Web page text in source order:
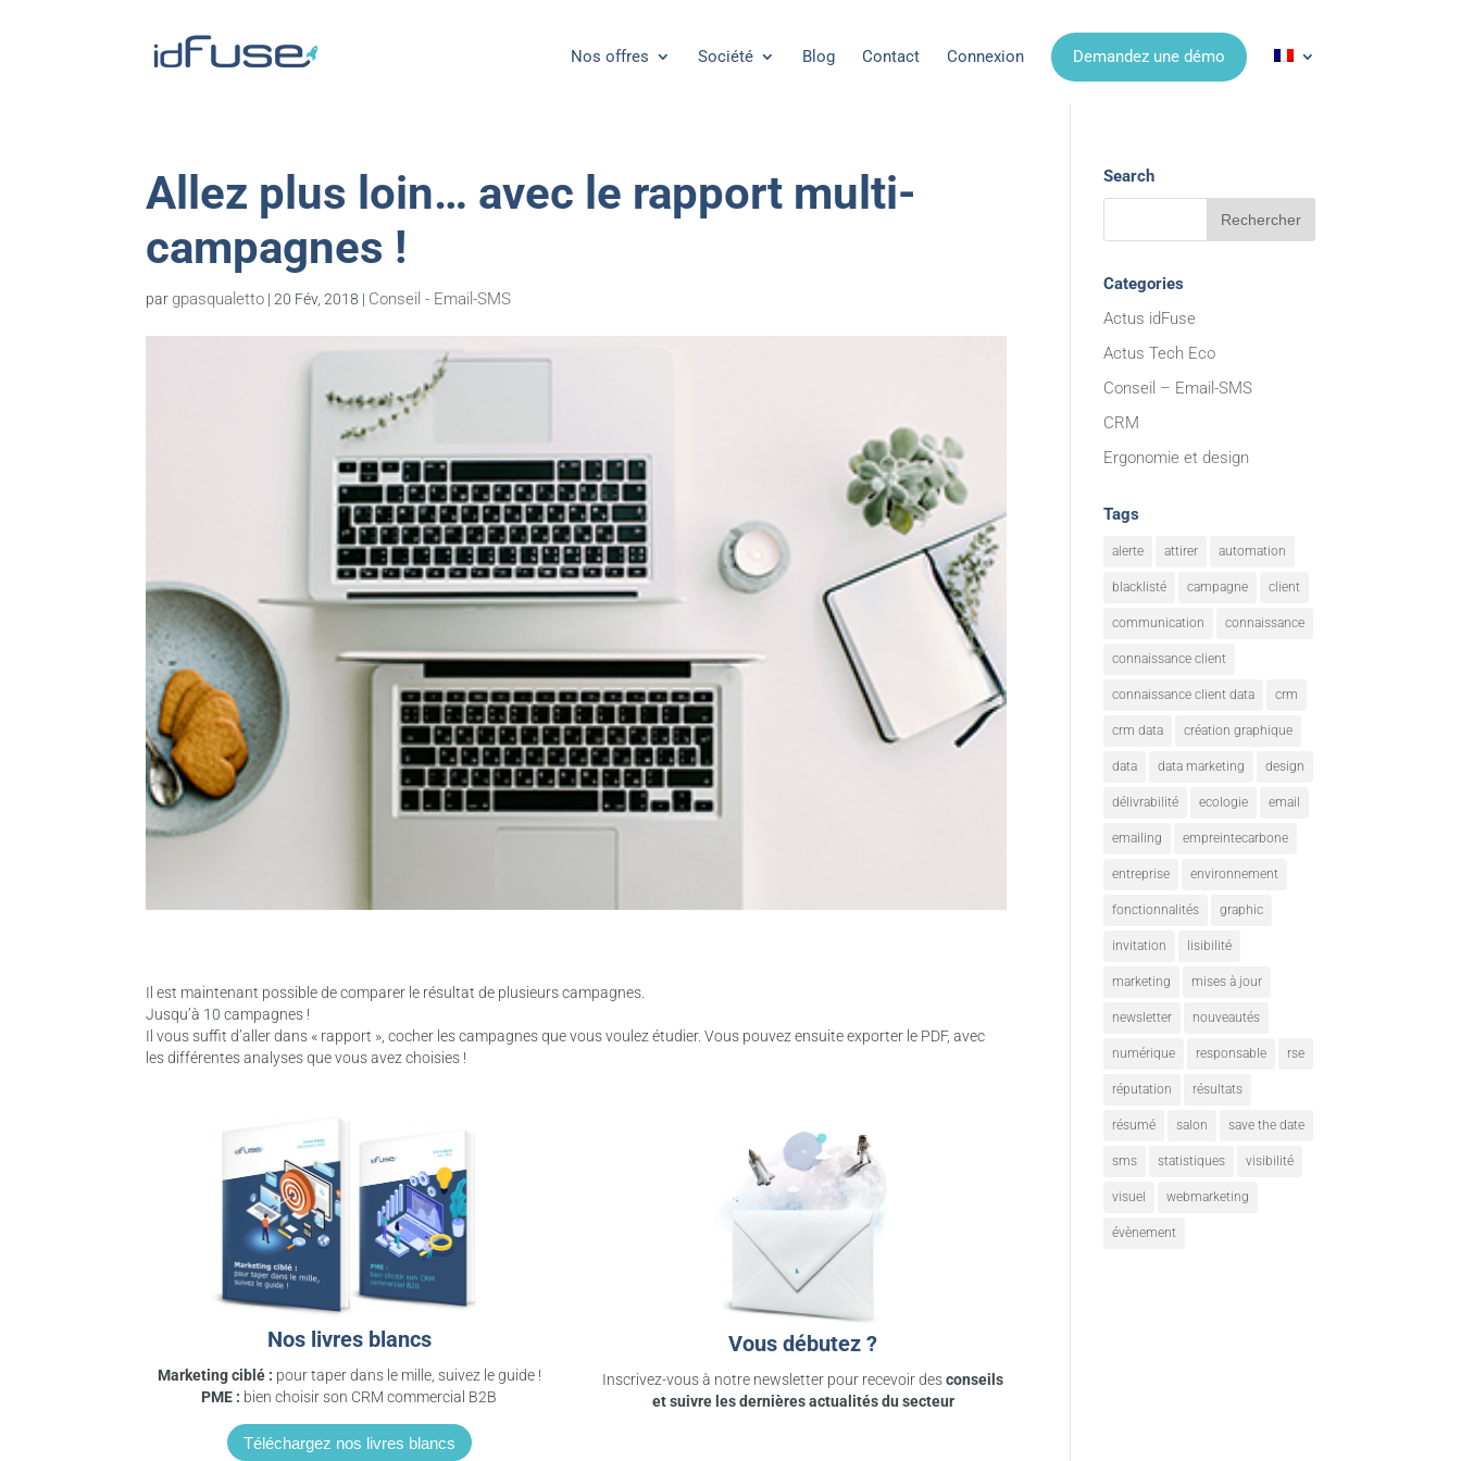
Nos offres Société Blog Contact Connexion Demandez une démo
Allez plus loin… avec le rapport multi-
campagnes !
par gpasqualetto |20 Fév, 2018 | Conseil - Email-SMS
Il est maintenant possible de comparer le résultat de plusieurs campagnes.
Jusqu’à 10 campagnes !
Il vous suffit d’aller dans « rapport », cocher les campagnes que vous voulez étudier. Vous pouvez ensuite exporter le PDF, avec
les différentes analyses que vous avez choisies !
Noslivres blancs
Marketing ciblé : pour taper dans le mille, suivez le guide !
PME : bien choisir son CRM commercial B2B
Téléchargez nos livres blancs
Vous débutez ?
Inscrivez-vous à notre newsletter pour recevoir desconseils
et suivre les dernières actualités du secteur
Search
Categories
Actus idFuse
Actus Tech Eco
Conseil – Email-SMS
CRM
Ergonomie et design
Tags
alerte attirer automation
blacklisté campagne client
communication connaissance
connaissance client
connaissance client data crm
crm data création graphique
data data marketing design
délivrabilité ecologie email
emailing empreintecarbone
entreprise environnement
fonctionnalités graphic
invitation lisibilité
marketing mises à jour
newsletter nouveautés
numérique responsable rse
réputation résultats
résumé salon save the date
sms statistiques visibilité
visuel webmarketing
évènement